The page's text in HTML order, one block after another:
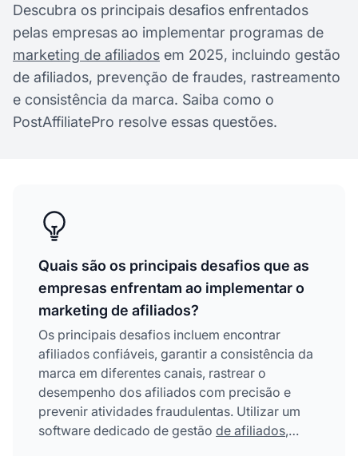
Descubra os principais desafios enfrentados
pelas empresas ao implementar programas de
marketing de afiliados em 2025, incluindo gestão
de afiliados, prevenção de fraudes, rastreamento
e consistência da marca. Saiba como o
PostAffiliatePro resolve essas questões.
Quais são os principais desafios que as
empresas enfrentam ao implementar o
marketing de afiliados?
Os principais desafios incluem encontrar
afiliados confiáveis, garantir a consistência da
marca em diferentes canais, rastrear o
desempenho dos afiliados com precisão e
prevenir atividades fraudulentas. Utilizar um
software dedicado de gestão de afiliados,